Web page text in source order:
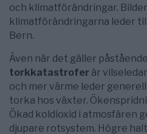
och klimatförändringar.
klimatförändringarna leder
Bern.
Även när det gäller
torkkatastrofer är
och mer värme leder
torka hos växter.
Ökad koldioxid i atmosfären
djupare rotsystem. Högre